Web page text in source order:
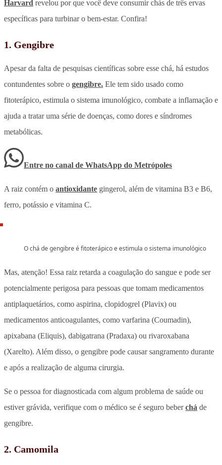
Harvard revelou por que você deve consumir chás de três ervas
específicas para turbinar o bem-estar. Confira!
1. Gengibre
Apesar da falta de pesquisas científicas sobre esse chá, há estudos
contundentes sobre o gengibre. Ele tem sido usado como
fitoterápico, estimula o sistema imunológico, combate a inflamação e
ajuda a tratar uma série de doenças, como dores e síndromes
metabólicas.
Entre no canal de WhatsApp do Metrópoles
A raiz contém o antioxidante gingerol, além de vitamina B3 e B6,
ferro, potássio e vitamina C.
O chá de gengibre é fitoterápico e estimula o sistema imunológico
Mas, atenção! Essa raiz retarda a coagulação do sangue e pode ser
potencialmente perigosa para pessoas que tomam medicamentos
antiplaquetários, como aspirina, clopidogrel (Plavix) ou
medicamentos anticoagulantes, como varfarina (Coumadin),
apixabana (Eliquis), dabigatrana (Pradaxa) ou rivaroxabana
(Xarelto). Além disso, o gengibre pode causar sangramento durante
e após a realização de alguma cirurgia.
Se o pessoa for diagnosticada com algum problema de saúde ou
estiver grávida, verifique com o médico se é seguro beberchá de
gengibre.
2. Camomila